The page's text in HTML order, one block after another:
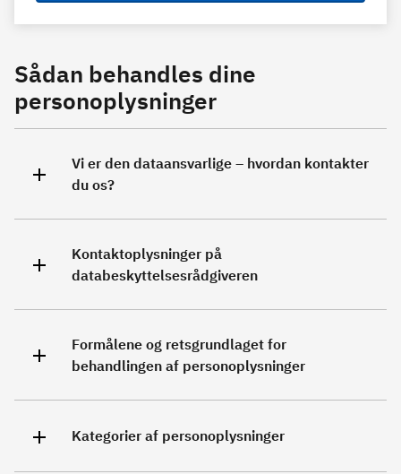
Sådan behandles dine
personoplysninger
Vi er den dataansvarlige – hvordan kontakter
du os?
Kontaktoplysninger på
databeskyttelsesrådgiveren
Formålene og retsgrundlaget for
behandlingen af personoplysninger
Kategorier af personoplysninger